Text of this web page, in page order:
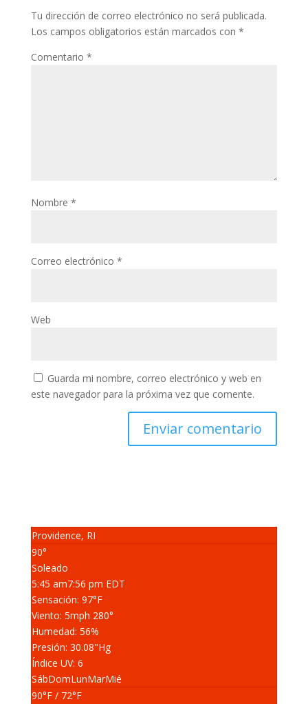
Tu dirección de correo electrónico no será publicada.
Los campos obligatorios están marcados con *
Comentario *
Nombre *
Correo electrónico *
Web
Guarda mi nombre, correo electrónico y web en
este navegador para la próxima vez que comente.
Providence, RI
90°
Soleado
5:45 am7:56 pm EDT
Sensación: 97°F
Viento: 5mph 280°
Humedad: 56%
Presión: 30.08"Hg
Índice UV: 6
SábDomLunMarMié
90°F/ 72°F